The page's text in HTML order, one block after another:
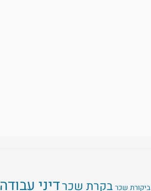
ביקורת שכר בקרת שכרדיני עבודה